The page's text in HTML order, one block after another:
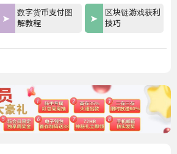
数字货币支付图
解教程
区块链游戏获利
技巧